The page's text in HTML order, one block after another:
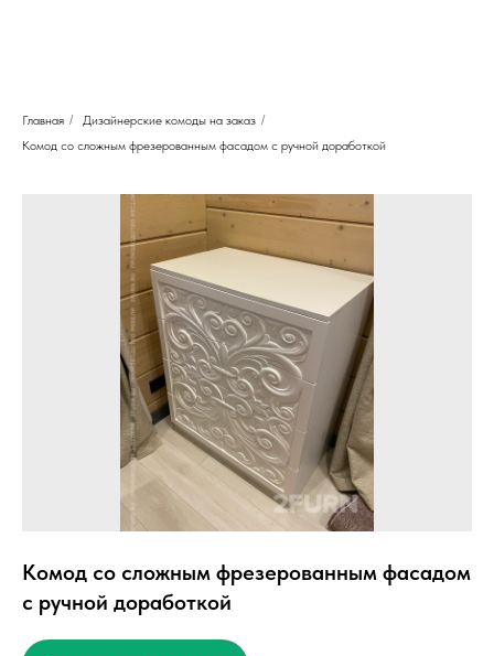
Главная / Дизайнерские комоды на заказ /
Комод со сложным фрезерованным фасадом с ручной доработкой
Комод со сложным фрезерованным фасадом
с ручной доработкой